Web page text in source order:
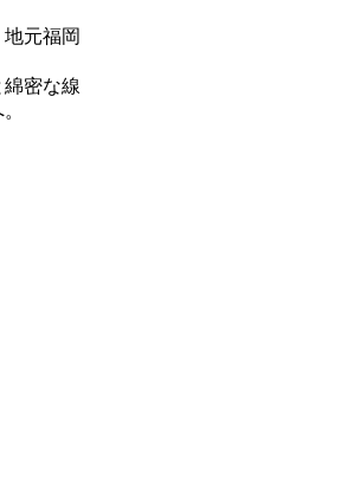
元福岡
密な線